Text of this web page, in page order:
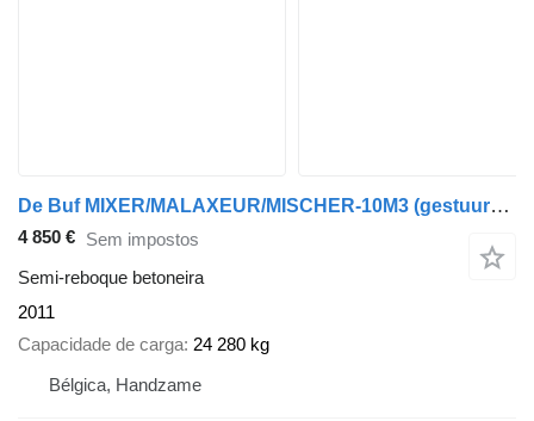
De Buf MIXER/MALAXEUR/MISCHER-10M3 (gestuurd/gelenkt/dir./steering)
4 850 € Sem impostos
Semi-reboque betoneira
2011
Capacidade de carga 24 280 kg
Bélgica, Handzame